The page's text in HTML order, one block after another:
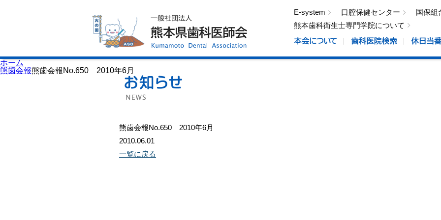
E-system 口腔保健センター
国保組
熊本歯科衛生士専門学院について
ホーム
熊歯会報熊歯会報No.650 2010年6月
熊歯会報No.650 2010年6月
2010.06.01
一覧に戻る
歯科医院検索
休日当番医
イベント案内
歯の豆知識
口腔保健センター
国保組合からのお知らせ
熊本歯科衛生士専門学院
会員専用ページ
プライバシーポリシー
サイトマップ